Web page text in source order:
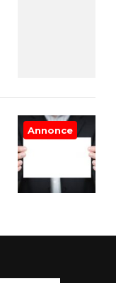
Annonce